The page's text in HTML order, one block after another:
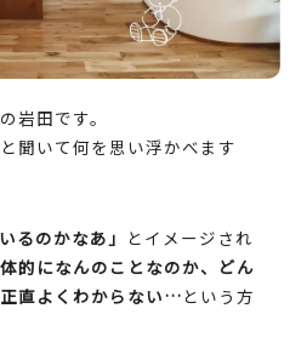
岩田です。
と聞いて何を思い浮かべます
るのかなあ」 とイメージされ
的になんのことなのか、どん
直よくわからない… という方